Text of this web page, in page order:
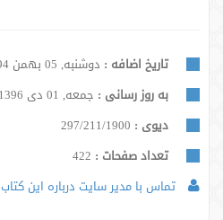
تاریخ اضافه : دوشنبه, 05 بهمن 1394
به روز رسانی : جمعه, 01 دی 1396
دیوی : 297/211/1900
تعداد صفحات :
تماس با مدیر سایت درباره این کتاب